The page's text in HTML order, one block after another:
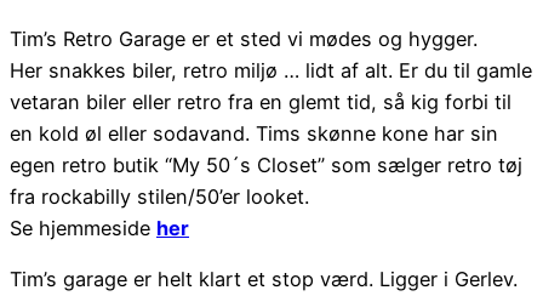
Tim’s Retro Garage er et sted vi mødes og hygger.
Her snakkes biler, retro miljø … lidt af alt. Er du til gamle
vetaran biler eller retro fra en glemt tid, så kig forbi til
en kold øl eller sodavand. Tims skønne kone har sin
egen retro butik “My 50´s Closet” som sælger retro tøj
fra rockabilly stilen/50’er looket.
Se hjemmeside her
Tim’s garage er helt klart et stop værd. Ligger i Gerlev.